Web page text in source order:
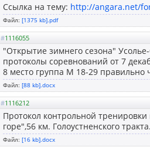
Ссылка на тему: http://angara.net/
Файл: [1375 kb].pdf
#1116055
"Открытие зимнего сезона"
протоколы соревнований от 7
8 место группа М 18-29
Файл: [88 kb].docx
#1116212
Протокол контрольной
горе",56 км. Голоустненского тракта.
Файл: [16 kb].docx